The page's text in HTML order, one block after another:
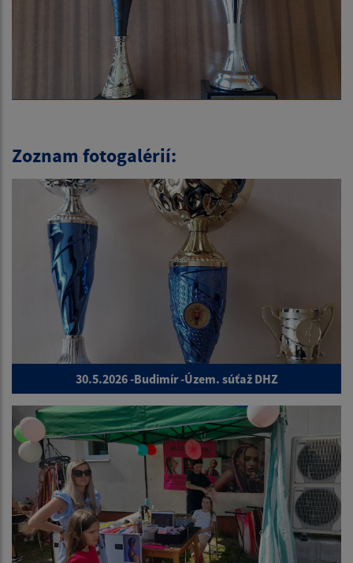
Zoznam fotogalérií:
30.5.2026 -Budimír -Územ. súťaž DHZ